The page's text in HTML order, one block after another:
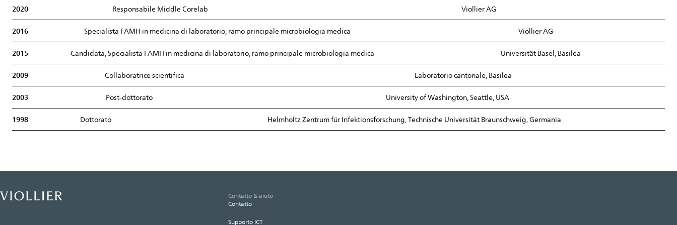
2020 Responsabile Middle Corelab Viollier AG
2016 Specialista FAMH in medicina di laboratorio, ramo principale microbiologia medica Viollier AG
2015 Candidata, Specialista FAMH in medicina di laboratorio, ramo principale microbiologia medica Universität Basel, Basilea
2009 Collaboratrice scientifica Laboratorio cantonale, Basilea
2003 Post-dottorato University of Washington, Seattle, USA
1998 Dottorato Helmholtz Zentrum für Infektionsforschung, Technische Universität Braunschweig, Germania
Contatto & aiuto
Contatto
Supporto ICT